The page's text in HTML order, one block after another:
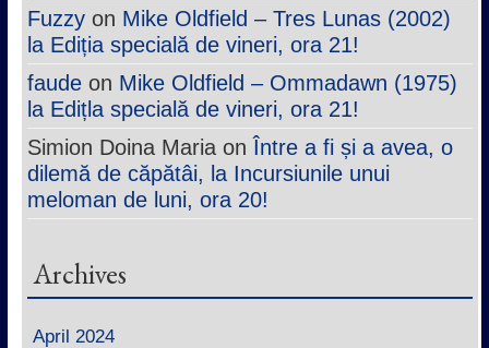
Fuzzyon Mike Oldfield – Tres Lunas (2002)
la Ediția specială de vineri, ora 21!
faudeon Mike Oldfield – Ommadawn (1975)
la Edițla specială de vineri, ora 21!
Simion Doina MariaonÎntre a fi și a avea, o
dilemă de căpătâi, la Incursiunile unui
meloman de luni, ora 20!
Archives
April 2024